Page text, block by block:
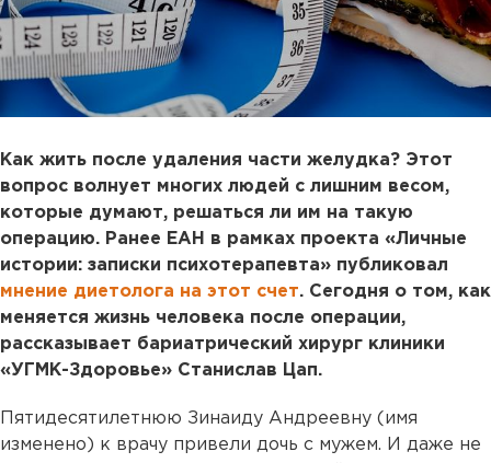
Как жить после удаления части желудка? Этот
вопрос волнует многих людей с лишним весом,
которые думают, решаться ли им на такую
операцию. Ранее ЕАН в рамках проекта «Личные
истории: записки психотерапевта» публиковал
мнение диетолога на этот счет. Сегодня о том, как
меняется жизнь человека после операции,
рассказывает бариатрический хирург клиники
«УГМК-Здоровье» Станислав Цап.
Пятидесятилетнюю Зинаиду Андреевну (имя
изменено) к врачу привели дочь с мужем. И даже не